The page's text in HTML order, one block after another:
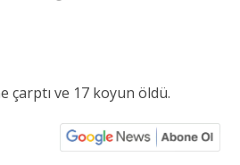
ve 17 koyun öldü.